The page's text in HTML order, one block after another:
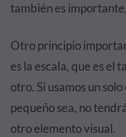
también es importante,
Otro principio
es la escala, que es el
otro. Si usamos un
pequeño sea, no
otro elemento visual.